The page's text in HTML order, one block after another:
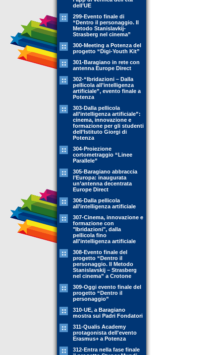
dell’UE
299-Evento finale di
“Dentro il personaggio. Il
Metodo Stanislavkij-
Strasberg nel cinema”
300-Meeting a Potenza del
progetto “Digi-Youth Kit”
301-Baragiano in rete con
antenna Europe Direct
302-“Ibridazioni – Dalla
pellicola all’intelligenza
artificiale”, evento finale a
Potenza
303-Dalla pellicola
all’intelligenza artificiale”:
cinema, innovazione e
formazione per gli studenti
dell’Istituto Giorgi di
Potenza
304-Proiezione
cortometraggio “Linee
Parallele”
305-Baragiano abbraccia
l’Europa: inaugurata
un’antenna decentrata
Europe Direct
306-Dalla pellicola
all’intelligenza artificiale
307-Cinema, innovazione e
formazione con
"Ibridazioni", dalla
pellicola fino
all'intelligenza artificiale
308-Evento finale del
progetto “Dentro il
personaggio. Il Metodo
Stanislavskij – Strasberg
nel cinema” a Crotone
309-Oggi evento finale del
progetto “Dentro il
personaggio”
310-UE, a Baragiano
mostra sui Padri Fondatori
311-Qualis Academy
protagonista dell'evento
Erasmus+ a Potenza
312-Entra nella fase finale